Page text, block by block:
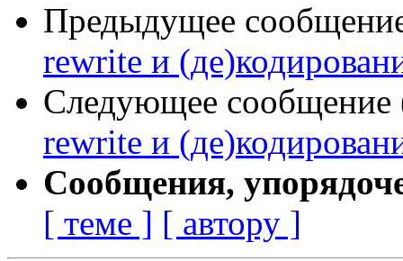
Предыдущее
rewrite и
Следующее сообщение
rewrite и
Сообщения,
[ теме ] [ автору ]